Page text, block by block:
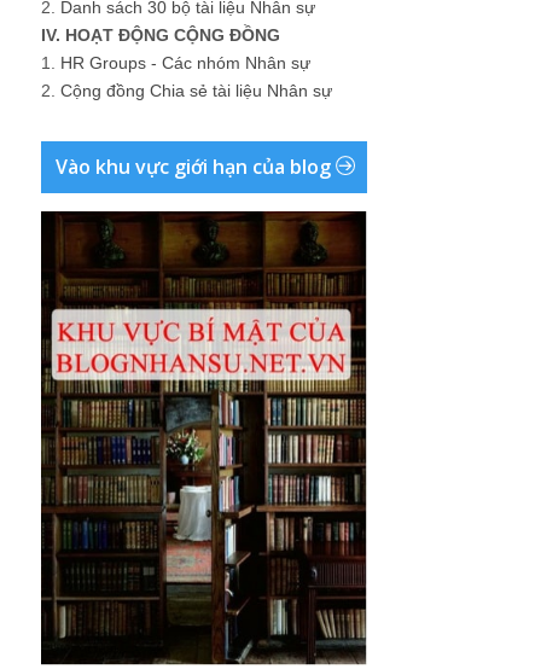
2. Danh sách 30 bộ tài liệu Nhân sự
IV. HOẠT ĐỘNG CỘNG ĐỒNG
1. HR Groups - Các nhóm Nhân sự
2. Cộng đồng Chia sẻ tài liệu Nhân sự
Vào khu vực giới hạn của blog